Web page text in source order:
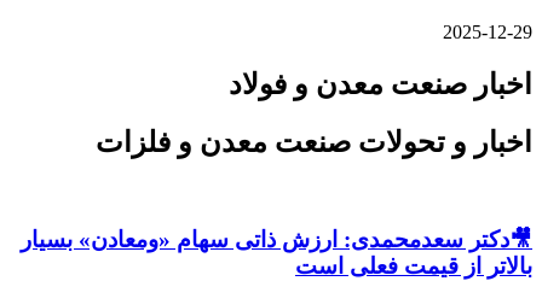
2025-12-29
اخبار صنعت معدن و فولاد
اخبار و تحولات صنعت معدن و فلزات
🎥دکتر سعدمحمدی: ارزش ذاتی سهام «ومعادن» بسیار
بالاتر از قیمت فعلی است